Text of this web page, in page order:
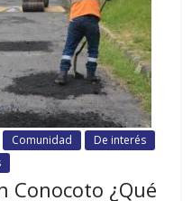
Comunidad
De interés
Conocoto ¿Qué